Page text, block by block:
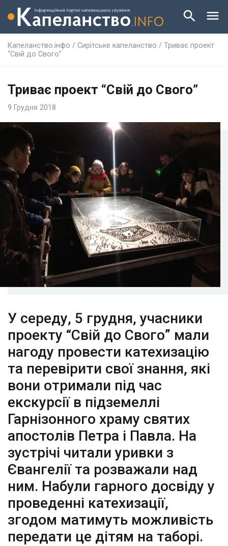
Капеланство.інфо / Сирітське капеланство / Триває проект
“Свій до Свого”
Триває проект “Свій до Свого”
9 Грудня 2018
У середу, 5 грудня, учасники
проекту “Свій до Свого” мали
нагоду провести катехизацію
та перевірити свої знання, які
вони отримали під час
екскурсії в підземеллі
Гарнізонного храму святих
апостолів Петра і Павла. На
зустрічі читали уривки з
Євангелії та розважали над
ним. Набули гарного досвіду у
проведенні катехизації,
згодом матимуть можливість
передати це дітям на таборі.